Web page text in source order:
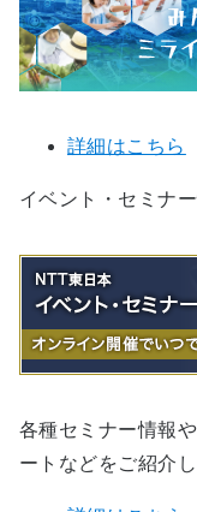
詳細はこちら
イベント・セミナ
各種セミナー情報
ートなどをご紹介し